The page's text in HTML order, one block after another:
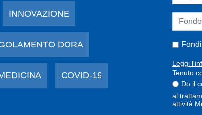
INNOVAZIONE
DORA
COVID-19
Leggi
Tenuto
Do il
al
attività